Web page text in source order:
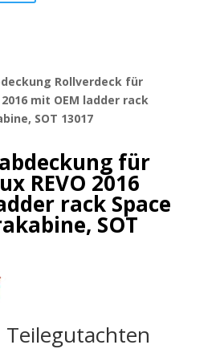
Rollverdeck für
mit OEM ladder rack
SOT 13017
für
REVO 2016
rack Space
SOT
Teilegutachten